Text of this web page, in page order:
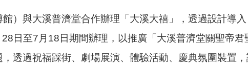
）與大溪普濟堂合作辦理「大溪大禧」，透過設計導
日至7月18日期間辦理，以推廣「大溪普濟堂關聖帝
透過祝福踩街、劇場展演、體驗活動、慶典氛圍裝置